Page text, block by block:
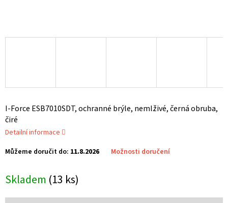
Skladem (13 ks)
Můžeme doručit do: 11.8.2026 Možnosti doručení
I-Force ESB7010SDT, ochranné brýle, nemlživé, černá obruba,
čiré
Detailní informace